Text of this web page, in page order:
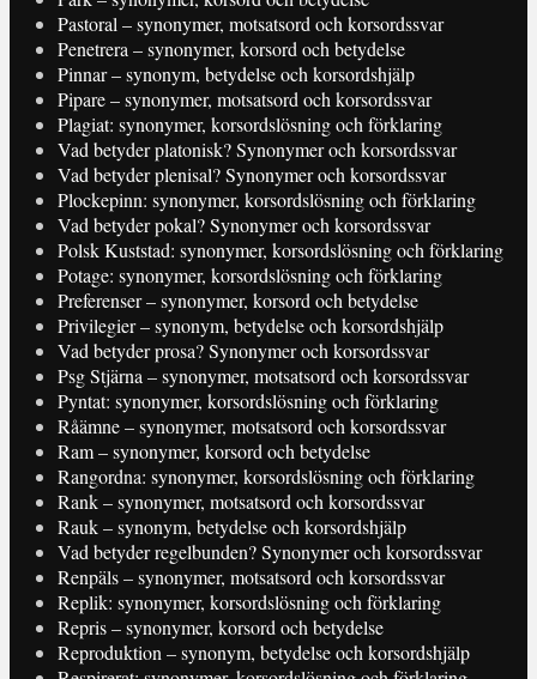
Pastoral – synonymer, motsatsord och korsordssvar
Penetrera – synonymer, korsord och betydelse
Pinnar – synonym, betydelse och korsordshjälp
Pipare – synonymer, motsatsord och korsordssvar
Plagiat: synonymer, korsordslösning och förklaring
Vad betyder platonisk? Synonymer och korsordssvar
Vad betyder plenisal? Synonymer och korsordssvar
Plockepinn: synonymer, korsordslösning och förklaring
Vad betyder pokal? Synonymer och korsordssvar
Polsk Kuststad: synonymer, korsordslösning och förklaring
Potage: synonymer, korsordslösning och förklaring
Preferenser – synonymer, korsord och betydelse
Privilegier – synonym, betydelse och korsordshjälp
Vad betyder prosa? Synonymer och korsordssvar
Psg Stjärna – synonymer, motsatsord och korsordssvar
Pyntat: synonymer, korsordslösning och förklaring
Råämne – synonymer, motsatsord och korsordssvar
Ram – synonymer, korsord och betydelse
Rangordna: synonymer, korsordslösning och förklaring
Rank – synonymer, motsatsord och korsordssvar
Rauk – synonym, betydelse och korsordshjälp
Vad betyder regelbunden? Synonymer och korsordssvar
Renpäls – synonymer, motsatsord och korsordssvar
Replik: synonymer, korsordslösning och förklaring
Repris – synonymer, korsord och betydelse
Reproduktion – synonym, betydelse och korsordshjälp